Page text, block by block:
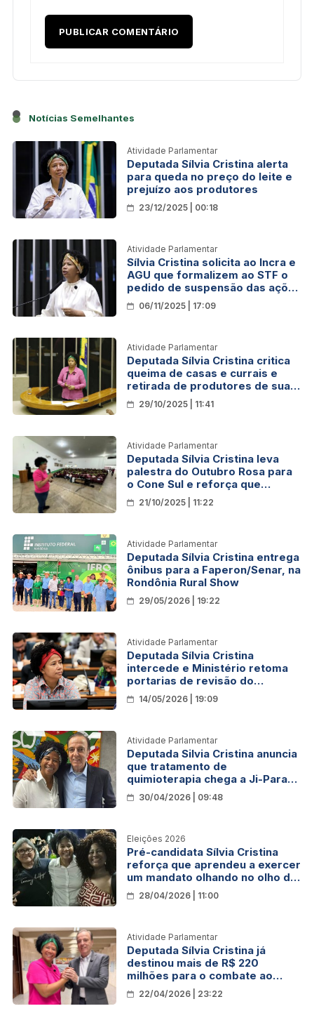
Notícias Semelhantes
Atividade Parlamentar
Deputada Sílvia Cristina alerta
para queda no preço do leite e
prejuízo aos produtores
23/12/2025 | 00:18
Atividade Parlamentar
Sílvia Cristina solicita ao Incra e
AGU que formalizem ao STF o
pedido de suspensão das ações
contra os produtores rurais
06/11/2025 | 17:09
Atividade Parlamentar
Deputada Sílvia Cristina critica
queima de casas e currais e
retirada de produtores de suas
terras documentadas
29/10/2025 | 11:41
Atividade Parlamentar
Deputada Sílvia Cristina leva
palestra do Outubro Rosa para
o Cone Sul e reforça que
prevenção salva vidas
21/10/2025 | 11:22
Atividade Parlamentar
Deputada Sílvia Cristina entrega
ônibus para a Faperon/Senar, na
Rondônia Rural Show
29/05/2026 | 19:22
Atividade Parlamentar
Deputada Sílvia Cristina
intercede e Ministério retoma
portarias de revisão do
enquadramento
14/05/2026 | 19:09
Atividade Parlamentar
Deputada Silvia Cristina anuncia
que tratamento de
quimioterapia chega a Ji-Paraná
neste ano
30/04/2026 | 09:48
Eleições 2026
Pré-candidata Sílvia Cristina
reforça que aprendeu a exercer
um mandato olhando no olho da
população
28/04/2026 | 11:00
Atividade Parlamentar
Deputada Sílvia Cristina já
destinou mais de R$ 220
milhões para o combate ao
câncer em Rondônia
22/04/2026 | 23:22